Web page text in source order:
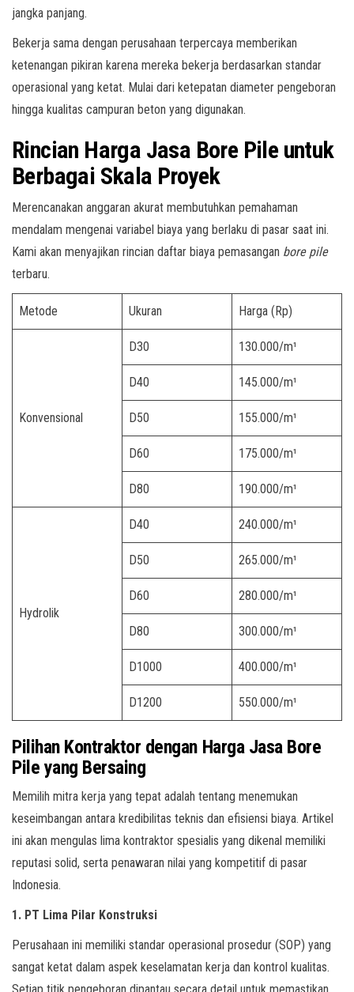
jangka panjang.
Bekerja sama dengan perusahaan terpercaya memberikan
ketenangan pikiran karena mereka bekerja berdasarkan standar
operasional yang ketat. Mulai dari ketepatan diameter pengeboran
hingga kualitas campuran beton yang digunakan.
Rincian Harga Jasa Bore Pile untuk
Berbagai Skala Proyek
Merencanakan anggaran akurat membutuhkan pemahaman
mendalam mengenai variabel biaya yang berlaku di pasar saat ini.
Kami akan menyajikan rincian daftar biaya pemasangan bore pile
terbaru.
Metode Ukuran Harga (Rp)
Konvensional
D30 130.000/m¹
D40 145.000/m¹
D50 155.000/m¹
D60 175.000/m¹
D80 190.000/m¹
Hydrolik
D40 240.000/m¹
D50 265.000/m¹
D60 280.000/m¹
D80 300.000/m¹
D1000 400.000/m¹
D1200 550.000/m¹
Pilihan Kontraktor dengan Harga Jasa Bore
Pile yang Bersaing
Memilih mitra kerja yang tepat adalah tentang menemukan
keseimbangan antara kredibilitas teknis dan efisiensi biaya. Artikel
ini akan mengulas lima kontraktor spesialis yang dikenal memiliki
reputasi solid, serta penawaran nilai yang kompetitif di pasar
Indonesia.
1. PT Lima Pilar Konstruksi
Perusahaan ini memiliki standar operasional prosedur (SOP) yang
sangat ketat dalam aspek keselamatan kerja dan kontrol kualitas.